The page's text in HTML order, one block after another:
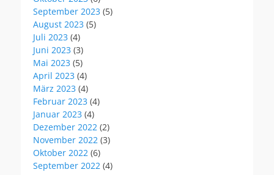
September 2023 (5)
August 2023 (5)
Juli 2023 (4)
Juni 2023 (3)
Mai 2023 (5)
April 2023 (4)
März 2023 (4)
Februar 2023 (4)
Januar 2023 (4)
Dezember 2022 (2)
November 2022 (3)
Oktober 2022 (6)
September 2022 (4)